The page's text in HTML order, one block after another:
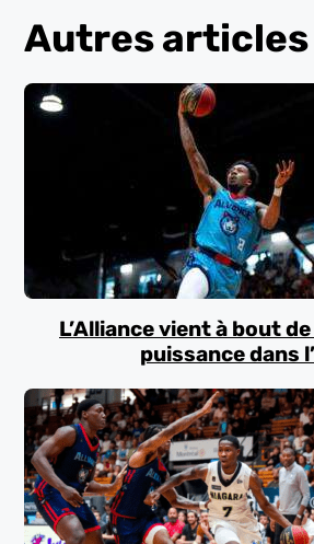
Autres articles
L’Alliance vient à bout
puissance dans